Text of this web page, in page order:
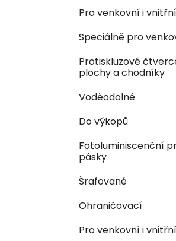
Pro venkovní i
Speciálně pro
Protiskluzové
plochy a chodníky
Voděodolné
Do výkopů
Fotoluminiscenční
pásky
Šrafované
Ohraničovací
Pro venkovní i